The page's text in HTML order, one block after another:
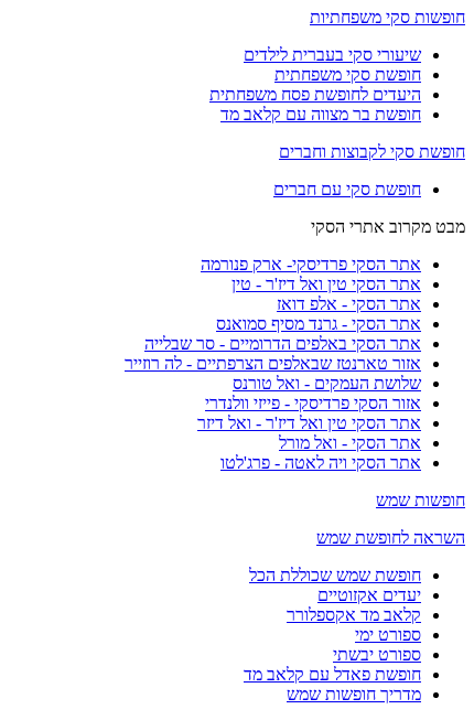
חופשות סקי משפחתיות
שיעורי סקי בעברית לילדים
חופשת סקי משפחתית
היעדים לחופשת פסח משפחתית
חופשת בר מצווה עם קלאב מד
חופשת סקי לקבוצות וחברים
חופשת סקי עם חברים
מבט מקרוב אתרי הסקי
אתר הסקי פרדיסקי- ארק פנורמה
אתר הסקי טין ואל דיז'ר - טין
אתר הסקי - אלפ דואז
אתר הסקי - גרנד מסיף סמואנס
אתר הסקי באלפים הדרומיים - סר שבלייה
אזור טארנטז שבאלפים הצרפתיים - לה רוזייר
שלושת העמקים - ואל טורנס
אזור הסקי פרדיסקי - פייזי וולנדרי
אתר הסקי טין ואל דיז'ר - ואל דיזר
אתר הסקי - ואל מורל
אתר הסקי ויה לאטה - פרג'לטו
חופשות שמש
השראה לחופשת שמש
חופשת שמש שכוללת הכל
יעדים אקזוטיים
קלאב מד אקספלורר
ספורט ימי
ספורט יבשתי
חופשת פאדל עם קלאב מד
מדריך חופשות שמש